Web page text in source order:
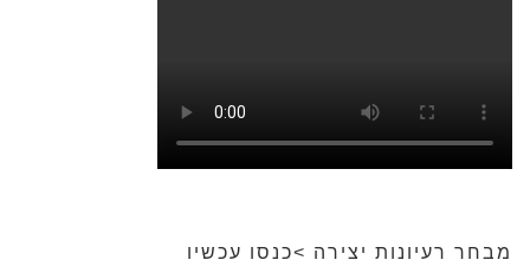
מבחר רעיונות יצירה >כנסו עכשיו